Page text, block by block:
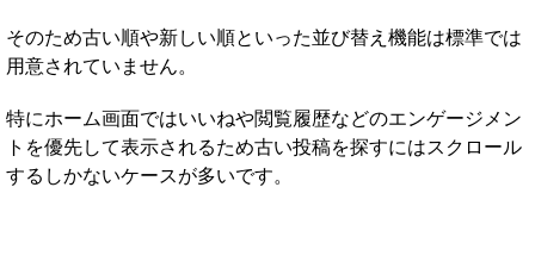
そのため古い順や新しい順といった並び替え機能は標準では
用意されていません。
特にホーム画面ではいいねや閲覧履歴などのエンゲージメン
トを優先して表示されるため古い投稿を探すにはスクロール
するしかないケースが多いです。